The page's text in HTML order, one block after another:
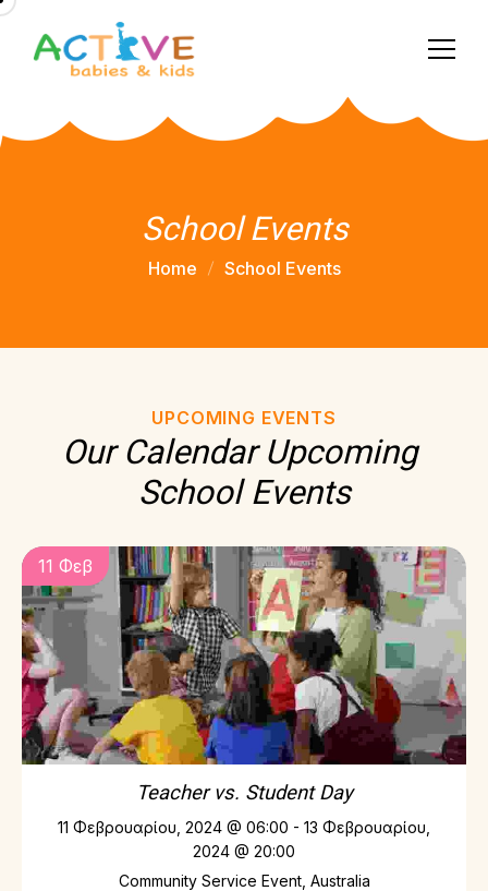
School Events
Home School Events
UPCOMING EVENTS
Our Calendar Upcoming
School Events
Teacher vs. Student Day
11 Φεβρουαρίου, 2024 @ 06:00 - 13 Φεβρουαρίου,
2024 @ 20:00
Community Service Event, Australia
11 Φεβ